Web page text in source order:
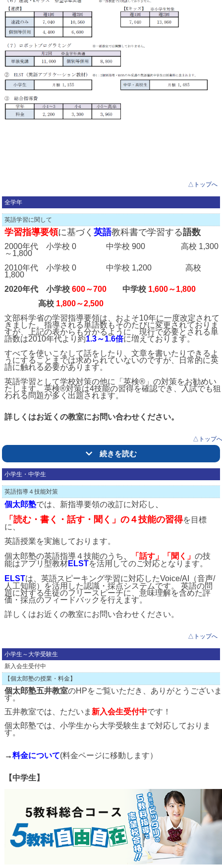
△トップへ
全学年
英語学習に関して
学習指導要領に基づく英語教科書で学習する語数
2000年代 小学校 0 中学校 900 高校 1,300
～1,800
2010年代 小学校 0 中学校 1,200 高校
1,800
2020年代 小学校600～700 中学校 1,600～1,800
高校 1,800～2,500
文部科学省の学習指導要領は、およそ10年に一度改定されて
きました。指導される単語数もそのたびに変更されておりま
すが、上記の表からも分かるように、現行で必要とされる単
語数は2010年代より約1.3～1.6倍に増えております。
すべてを使いこなして話をしたり、文章を書いたりできるよ
うにすることまでは求められていないのですが、日常的に英
語に触れる必要があります。
英語学習として学校対策の他に「英検®」の対策をお勧めい
たします。英検®対策は4技能の習得を確認でき、入試でも狙
われる問題が多く出題されます。
詳しくはお近くの教室にお問い合わせください。
△トップへ
続きを読む
小学生・中学生
英語指導４技能対策
個太郎塾では、新指導要領の改訂に対応し
「読む・書く・話す・聞く」の４技能の習得を 目標
に、
英語授業を実施しております。
個太郎塾の英語指導４技能のうち
「話す」「聞く」の技
能はアプリ型教材ELSTを活用してのご対応となります。
ELSTは、英語スピーキング学習に対応したVoice/AI（音声/
人工知能）を活用した認識・採点システムです。 英語の問
題に対する生徒のフリースピーチに、意味理解を含めた評
価・採点のフィードバックを行えます。
詳しくはお近くの教室にお問い合わせください。
△トップへ
小学生～大学受験生
新入会生受付中
【個太郎塾の授業・料金】
個太郎塾五井教室のHPをご覧いただき、ありがとうございま
す。
五井教室では、ただいま 新入会生受付中です！
個太郎塾では、小学生から大学受験生まで対応しておりま
す。
→料金について(料金ページに移動します）
【中学生】